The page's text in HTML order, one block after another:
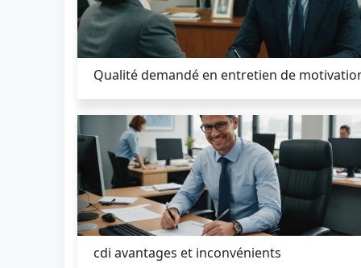
Qualité demandé en entretien de
cdi avantages et inconvénients